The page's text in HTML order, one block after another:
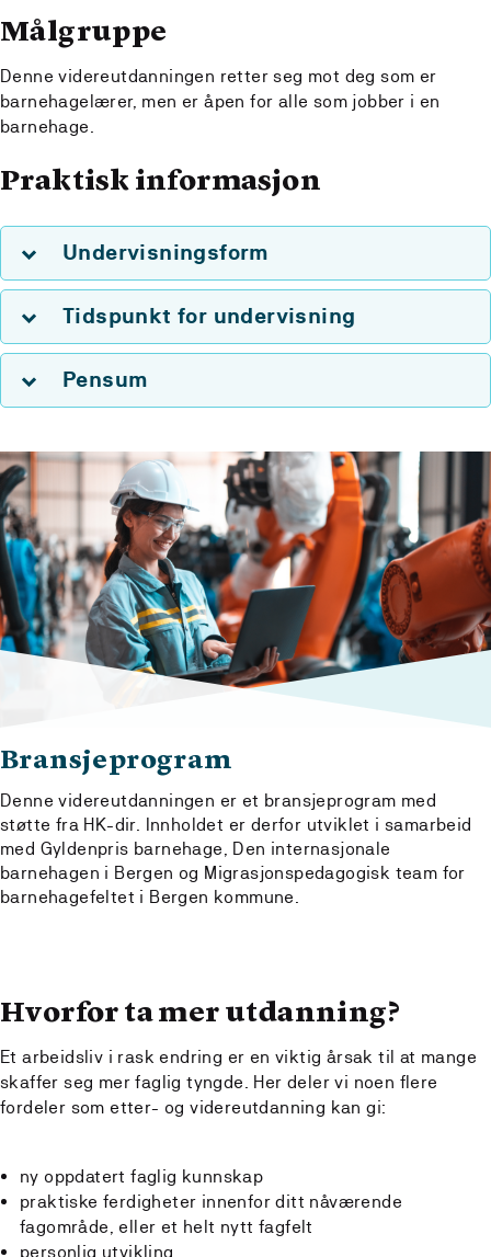
Målgruppe
Denne videreutdanningen retter seg mot deg som er
barnehagelærer, men er åpen for alle som jobber i en
barnehage.
Praktisk informasjon
Undervisningsform
Tidspunkt for undervisning
Pensum
Bransjeprogram
Denne videreutdanningen er et bransjeprogram med
støtte fra HK-dir. Innholdet er derfor utviklet i samarbeid
med Gyldenpris barnehage, Den internasjonale
barnehagen i Bergen og Migrasjonspedagogisk team for
barnehagefeltet i Bergen kommune.
Hvorfor ta mer utdanning?
Et arbeidsliv i rask endring er en viktig årsak til at mange
skaffer seg mer faglig tyngde. Her deler vi noen flere
fordeler som etter- og videreutdanning kan gi:
ny oppdatert faglig kunnskap
praktiske ferdigheter innenfor ditt nåværende
fagområde, eller et helt nytt fagfelt
personlig utvikling